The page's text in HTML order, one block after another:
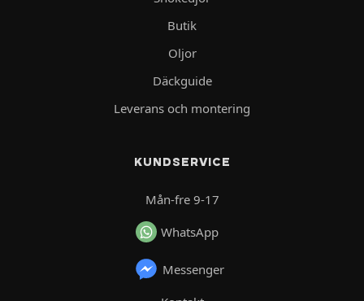
Butik
Oljor
Däckguide
Leverans och montering
KUNDSERVICE
Mån-fre 9-17
WhatsApp
Messenger